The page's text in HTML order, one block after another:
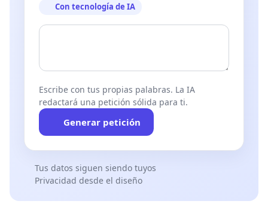
Con tecnología de IA
Escribe con tus propias palabras. La IA
redactará una petición sólida para ti.
Generar petición
Tus datos siguen siendo tuyos
Privacidad desde el diseño